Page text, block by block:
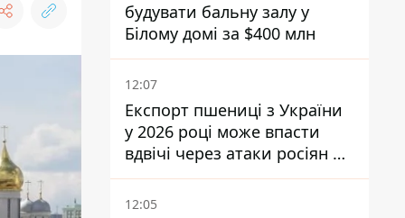
будувати бальну залу у
Білому домі за $400 млн
12:07
Експорт пшениці з України
у 2026 році може впасти
вдвічі через атаки росіян по
портах
12:05